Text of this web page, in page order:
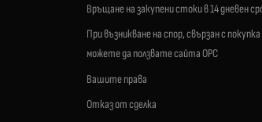
Връщане на закупени стоки в 14 дневен
При възникване на спор, свързан с
можете да ползвате сайта ОРС
Вашите права
Отказ от сделка